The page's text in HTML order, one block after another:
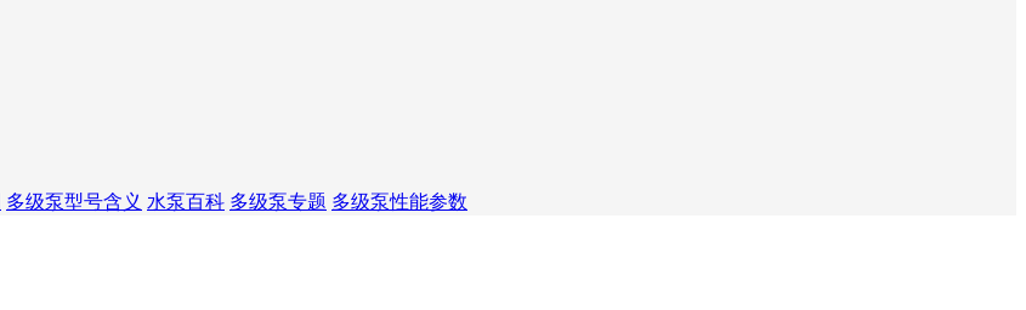
多级泵型号含义 水泵百科 多级泵专题 多级泵性能参数